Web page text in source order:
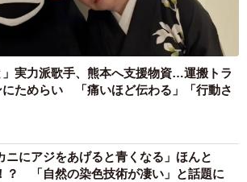
」実力派歌手、熊本へ支援物資…運搬トラ
にためらい 「痛いほど伝わる」「行動さ
ニにアジをあげると青くなる」ほんと
？ 「自然の染色技術が凄い」と話題に